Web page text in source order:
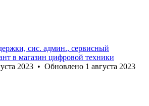
сис. админ., сервисный
в магазин цифровой техники
2023 • Обновлено 1 августа 2023